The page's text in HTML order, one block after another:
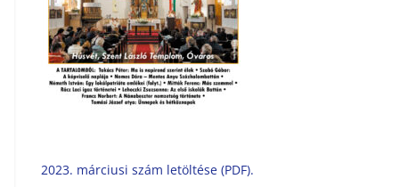
2023. márciusi szám letöltése (PDF).